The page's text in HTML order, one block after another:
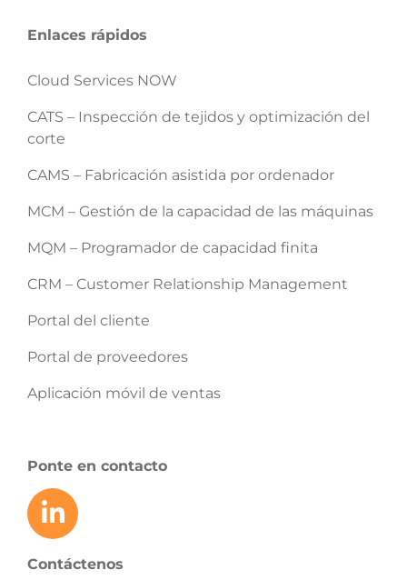
Enlaces rápidos
Cloud Services NOW
CATS – Inspección de tejidos y optimización del
corte
CAMS – Fabricación asistida por ordenador
MCM – Gestión de la capacidad de las máquinas
MQM – Programador de capacidad finita
CRM – Customer Relationship Management
Portal del cliente
Portal de proveedores
Aplicación móvil de ventas
Ponte en contacto
Contáctenos